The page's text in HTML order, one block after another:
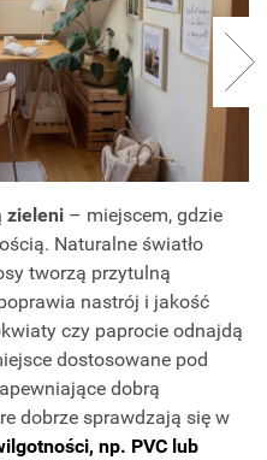
zieleni – miejscem, gdzie
Naturalne światło
tworzą przytulną
nastrój i jakość
czy paprocie odnajdą
dostosowane pod
dobrą
dobrze sprawdzają się w
np. PVC lub